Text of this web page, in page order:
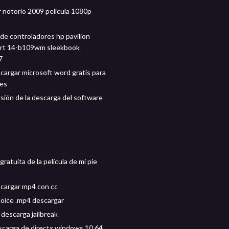
notorio 2009 película 1080p
controladores hp pavilion
14-b109wm sleekbook
microsoft word gratis para
de la descarga del software
de la película de mi pie
mp4 con cc
.mp4 descargar
jailbreak